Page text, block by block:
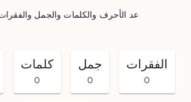
عد الأحرف والكلمات والجمل
كلمات
0
جمل
0
الفقرات
0